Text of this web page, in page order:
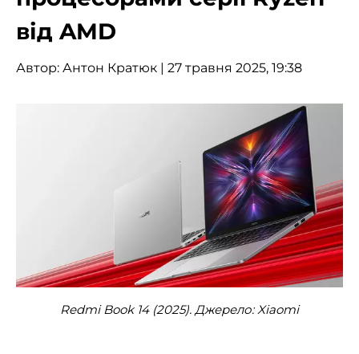
від AMD
Автор: Антон Кратюк | 27 травня 2025, 19:38
Redmi Book 14 (2025). Джерело: Xiaomi